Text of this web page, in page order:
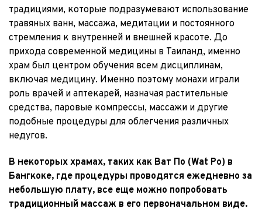
традициями, которые подразумевают использование
травяных ванн, массажа, медитации и постоянного
стремления к внутренней и внешней красоте. До
прихода современной медицины в Таиланд, именно
храм был центром обучения всем дисциплинам,
включая медицину. Именно поэтому монахи играли
роль врачей и аптекарей, назначая растительные
средства, паровые компрессы, массажи и другие
подобные процедуры для облегчения различных
недугов.
В некоторых храмах, таких как Ват По (Wat Po) в
Бангкоке, где процедуры проводятся ежедневно за
небольшую плату, все еще можно попробовать
традиционный массаж в его первоначальном виде.